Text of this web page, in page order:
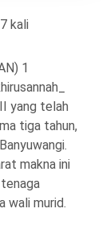
kali
1
yang telah
tiga tahun,
makna ini
wali murid.